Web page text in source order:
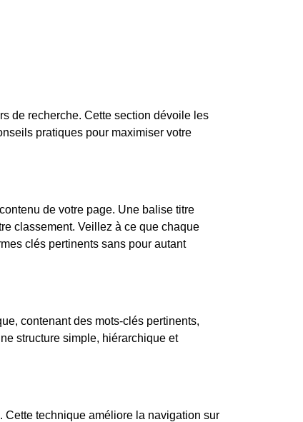
de recherche. Cette section dévoile les
pratiques pour maximiser votre
de votre page. Une balise titre
classement. Veillez à ce que chaque
clés pertinents sans pour autant
contenant des mots-clés pertinents,
structure simple, hiérarchique et
Cette technique améliore la navigation sur